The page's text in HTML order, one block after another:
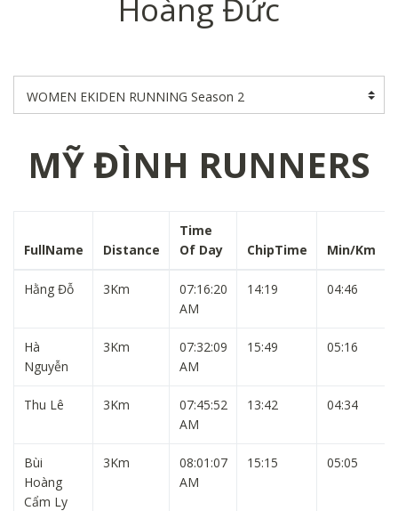
Hoàng Đức
MỸ ĐÌNH RUNNERS
FullName Distance
Time
Of Day
ChipTime Min/Km
Hằng Đỗ 3Km
07:16:20
AM
14:19 04:46
Hà
Nguyễn
3Km
07:32:09
AM
15:49 05:16
Thu Lê 3Km
07:45:52
AM
13:42 04:34
Bùi
Hoàng
Cẩm Ly
3Km
08:01:07
AM
15:15 05:05